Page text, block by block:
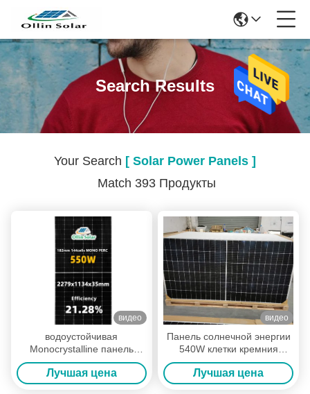
Search Results
Your Search [ Solar Power Panels ]
Match 393 Продукты
видео
водоустойчивая
Monocrystalline панель
солнечной энергии 36V
540W 545W 550W
Лучшая цена
видео
Панель солнечной энергии
540W клетки кремния
модуля PV Monocrystalline
550W
Лучшая цена